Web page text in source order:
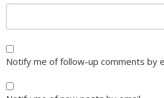
Notify me of follow-up comments by